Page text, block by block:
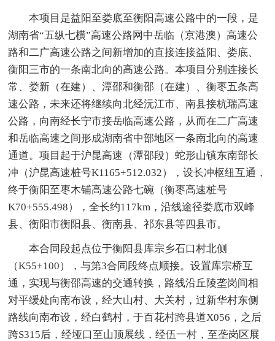
本项目是益阳至娄底至衡阳高速公路中的一段，是
湖南省“五纵七横”高速公路网中岳临（京港澳）高速公
路和二广高速公路之间新增加的直接连接益阳、娄底、
衡阳三市的一条南北向的高速公路。本项目分别连接长
常、娄新（在建）、潭邵和衡邵（在建）、衡枣五条高
速公路，未来还将继续向北经沅江市、南县接杭瑞高速
公路，向南经长宁市接岳临高速公路，从而在二广高速
和岳临高速之间形成湖南省中部地区一条南北向的高速
通道。项目起于沪昆高速（潭邵段）蛇形山镇东南部长
冲（沪昆高速桩号K1165+512.032），设长冲枢纽互通，
终于衡阳至枣木铺高速公路七碗（衡枣高速桩号
K70+555.498），全长约117km，沿线途径娄底市双峰
县、衡阳市衡阳县、衡南县、祁东县等四县市。
本合同段起点位于衡阳县库宗乡石口村北侧
（K55+100），与第3合同段终点顺接。设置库宗桥互
通，实现与衡邵高速的交通转换，路线沿丘陵垄岗间相
对平缓处向南布设，经大山村、大关村，过新华村东侧
路线向南布设，经白鹤村，于百花村跨县道X056，之后
跨S315后，经垭口至山顶展线，经伍一村，至垄岗区展